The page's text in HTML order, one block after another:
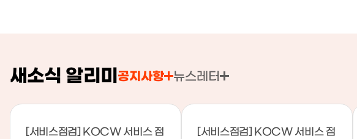
새소식 알리미 공지사항 뉴스레터
[서비스점검] KOCW 서비스 점
[서비스점검] KOCW 서비스 점